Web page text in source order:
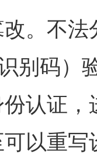
不法分
别码）
认证
以重写